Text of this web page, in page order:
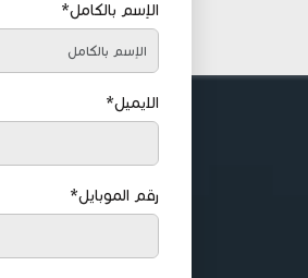
الإسم بالكامل*
الايميل*
رقم الموبايل*